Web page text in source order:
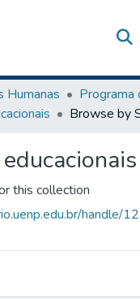
Humanas
Browse by
this collection
handle/